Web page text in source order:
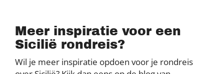
Meer inspiratie voor een
Sicilië rondreis?
Wil je meer inspiratie opdoen voor je rondreis